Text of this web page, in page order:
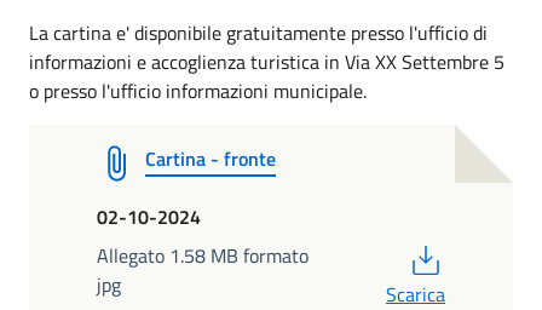
La cartina e' disponibile gratuitamente presso l'ufficio di
informazioni e accoglienza turistica in Via XX Settembre 5
o presso l'ufficio informazioni municipale.
Cartina - fronte
02-10-2024
Allegato 1.58 MB formato
jpg
Scarica